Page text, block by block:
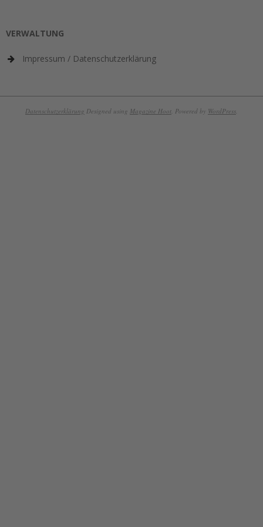
VERWALTUNG
Impressum / Datenschutzerklärung
Datenschutzerklärung Designed using Magazine Hoot. Powered by WordPress.